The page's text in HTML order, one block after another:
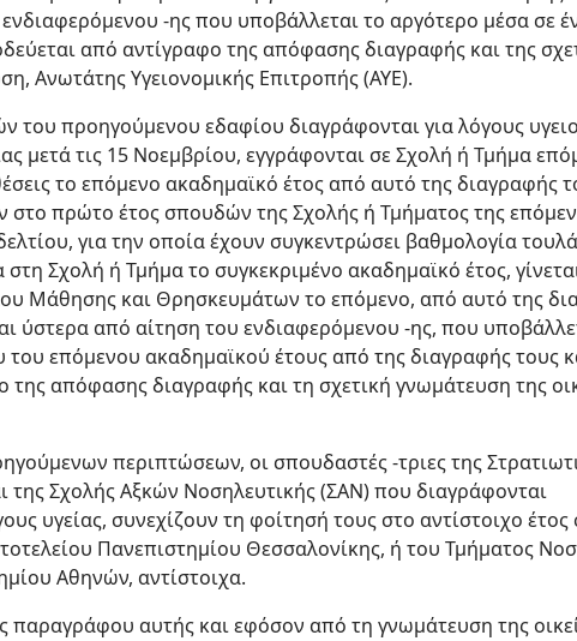
-ης που υποβάλλεται το αργότερο μέσα σε
από αντίγραφο της απόφασης διαγραφής και της
Ανωτάτης Υγειονομικής Επιτροπής (ΑΥΕ).
του προηγούμενου εδαφίου διαγράφονται για λόγους
μετά τις 15 Νοεμβρίου, εγγράφονται σε Σχολή ή Τμήμα
το επόμενο ακαδημαϊκό έτος από αυτό της διαγραφής
πρώτο έτος σπουδών της Σχολής ή Τμήματος της
για την οποία έχουν συγκεντρώσει βαθμολογία
Σχολή ή Τμήμα το συγκεκριμένο ακαδημαϊκό έτος,
Μάθησης και Θρησκευμάτων το επόμενο, από αυτό της
ύστερα από αίτηση του ενδιαφερόμενου -ης, που
επόμενου ακαδημαϊκού έτους από της διαγραφής τους
απόφασης διαγραφής και τη σχετική γνωμάτευση της
περιπτώσεων, οι σπουδαστές -τριες της
Σχολής Αξκών Νοσηλευτικής (ΣΑΝ) που διαγράφονται
υγείας, συνεχίζουν τη φοίτησή τους στο αντίστοιχο
Πανεπιστημίου Θεσσαλονίκης, ή του Τμήματος
Αθηνών, αντίστοιχα.
παραγράφου αυτής και εφόσον από τη γνωμάτευση της